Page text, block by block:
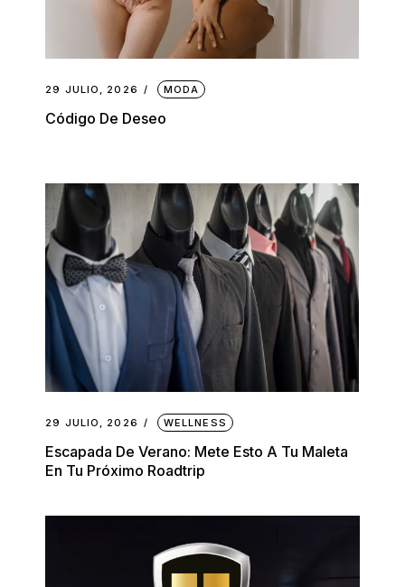
29 JULIO, 2026 MODA
Código De Deseo
29 JULIO, 2026 WELLNESS
Escapada De Verano: Mete Esto A Tu Maleta
En Tu Próximo Roadtrip